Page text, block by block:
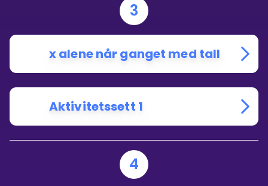
3
x alene når ganget med tall
Aktivitetssett 1
4